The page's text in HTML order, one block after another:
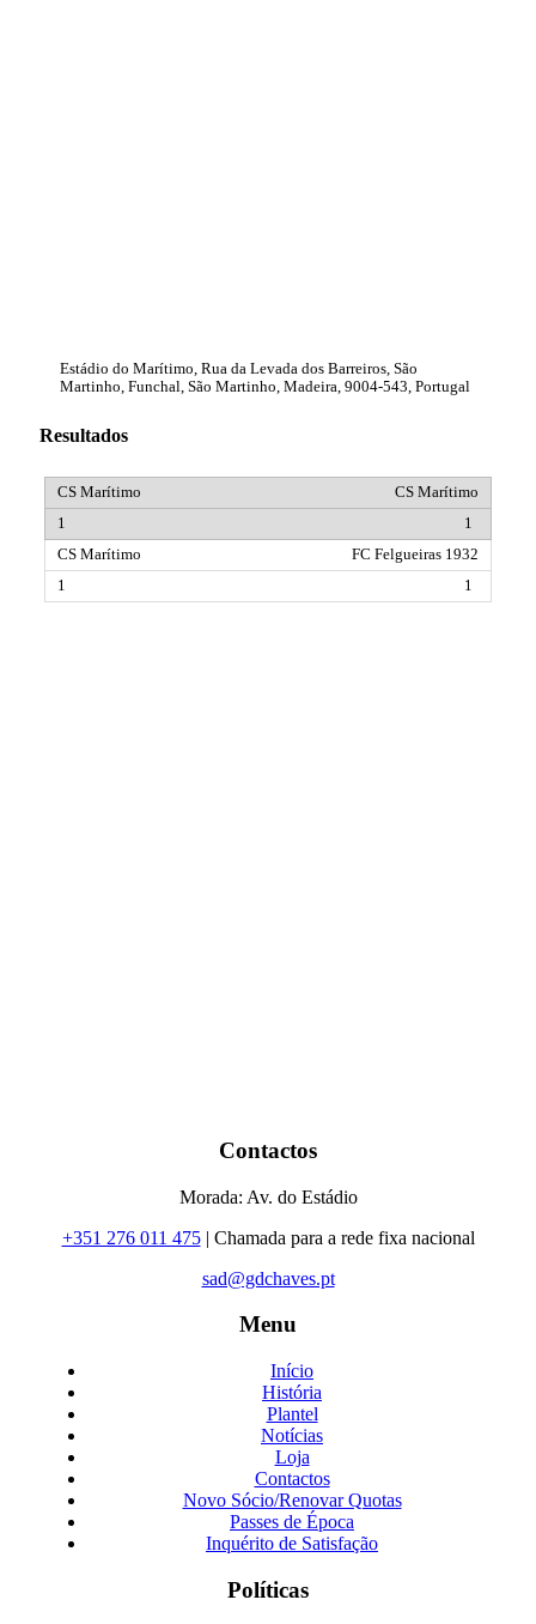
Estádio do Marítimo, Rua da Levada dos Barreiros, São
Martinho, Funchal, São Martinho, Madeira, 9004-543, Portugal
Resultados
CS Marítimo
1
FC Felgueiras 1932
1
Contactos
Morada: Av. do Estádio
+351 276 011 475| Chamada para a rede fixa nacional
sad@gdchaves.pt
Menu
Início
História
Plantel
Notícias
Loja
Contactos
Novo Sócio/Renovar Quotas
Passes de Época
Inquérito de Satisfação
Políticas